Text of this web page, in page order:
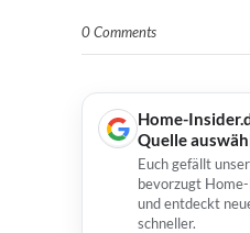
0 Comments
Home-
Quelle
Euch gefällt
bevorzugt
und entdeckt
schneller.